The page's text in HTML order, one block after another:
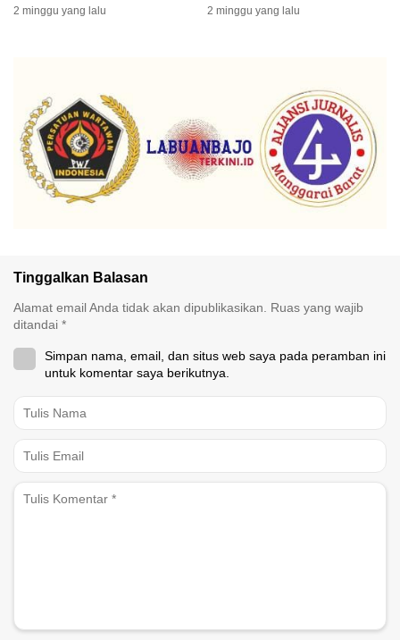
2 minggu yang lalu 2 minggu yang lalu
Tinggalkan Balasan
Alamat email Anda tidak akan dipublikasikan.
Ruas yang wajib
ditandai *
Simpan nama, email, dan situs web saya pada peramban ini
untuk komentar saya berikutnya.